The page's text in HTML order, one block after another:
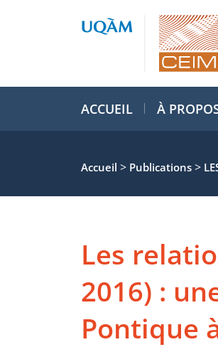
ACCUEIL À
Accueil > Publications >
Les
2016) :
Pontique